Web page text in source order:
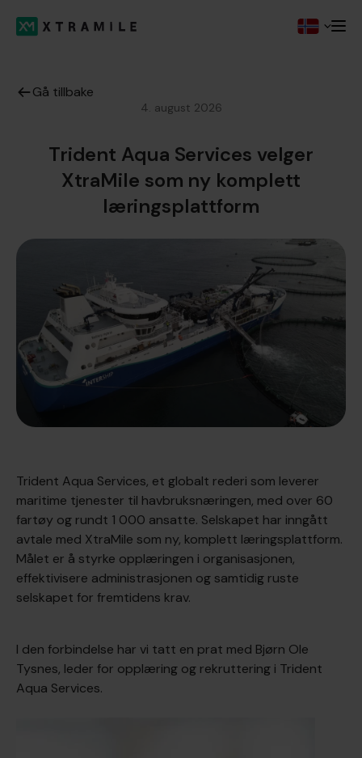
Gå tillbake
4. august 2026
Trident Aqua Services velger
XtraMile som ny komplett
læringsplattform
Trident Aqua Services, et globalt rederi som leverer
maritime tjenester til havbruksnæringen, med over 60
fartøy og rundt 1 000 ansatte. Selskapet har inngått
avtale med XtraMile som ny, komplett læringsplattform.
Målet er å styrke opplæringen i organisasjonen,
effektivisere administrasjonen og samtidig ruste
selskapet for fremtidens krav.
I den forbindelse har vi tatt en prat med Bjørn Ole
Tysnes, leder for opplæring og rekruttering i Trident
Aqua Services.